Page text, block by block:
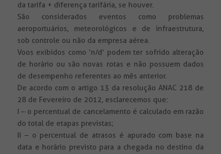
da tarifa + diferença tarifária, se houver.
São considerados eventos como problemas
aeroportuários, meteorológicos e de infraestrutura,
sob controle ou não da empresa aérea.
Voos exibidos como ‘n/d’ podem ter sofrido alteração
de horário ou são novas rotas e não possuem dados
de desempenho referentes ao mês anterior.
De acordo com o artigo 13 da resolução ANAC 218 de
28 de Fevereiro de 2012, esclarecemos que:
I – o percentual de cancelamento é calculado em razão
do total de etapas previstas;
II – o percentual de atrasos é apurado com base na
data e horário previsto para a chegada no destino da